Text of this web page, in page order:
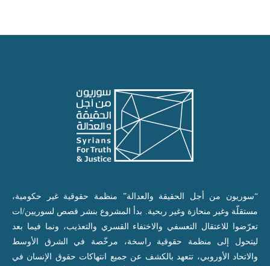
“سوريون من أجل الحقيقة والعدالة” منظمة حقوقية غير حكومية،
مستقلّة وغير منحازة وغير ربحية. بدأ المشروع بنشر قصص لسوريين/ات
تعرّضوا للاعتقال التعسفي والاختفاء القسري والتعذيب، ونما فيما بعد
ليتحول إلى منظمة حقوقية راسخة، مرخّصة في الشرق الأوسط
والاتحاد الأوروبي، تتعهد بالكشف عن جميع انتهاكات حقوق الإنسان في